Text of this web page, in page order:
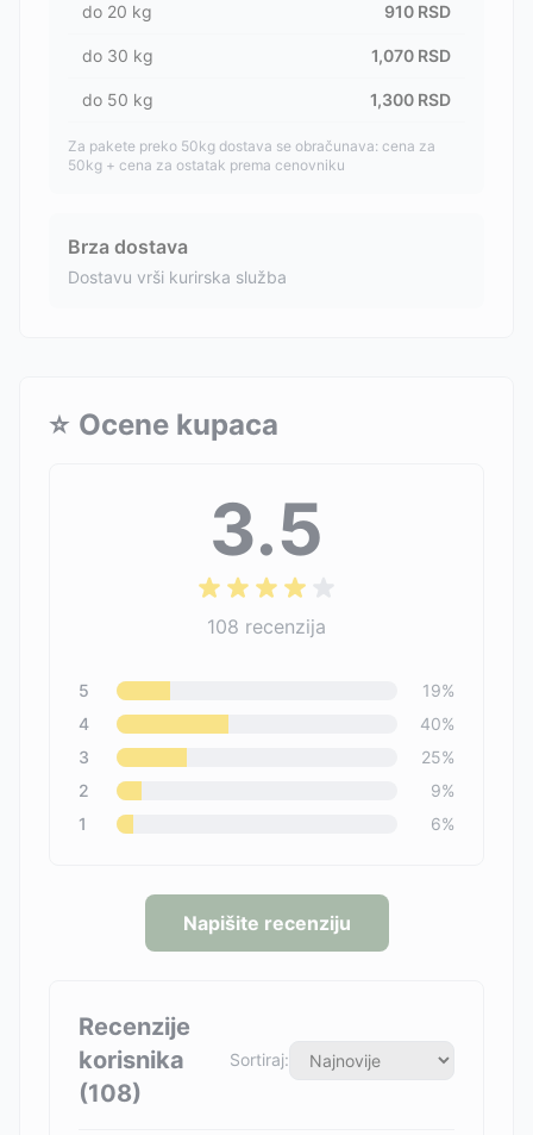
do 20 kg 910 RSD
do 30 kg 1,070 RSD
do 50 kg 1,300 RSD
Za pakete preko 50kg dostava se obračunava: cena za
50kg + cena za ostatak prema cenovniku
Brza dostava
Dostavu vrši kurirska služba
⭐ Ocene kupaca
3.5
108 recenzija
5 19%
4
40%
3
25%
2
9%
1
6%
Napišite recenziju
Recenzije
korisnika
(108)
Sortiraj: